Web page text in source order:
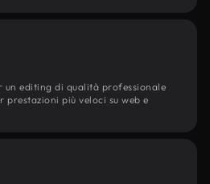
un editing di qualità professionale
prestazioni più veloci su web e